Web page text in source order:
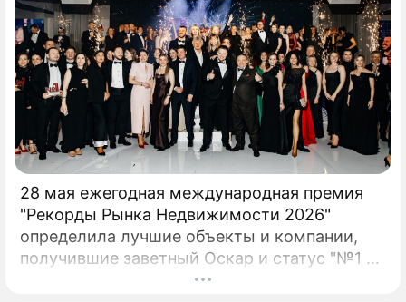
28 мая ежегодная международная премия
"Рекорды Рынка Недвижимости 2026"
определила лучшие объекты и компании,
получившие заветный Оскар и статус "№1 на
рынке недвижимости". 17 сезон главной